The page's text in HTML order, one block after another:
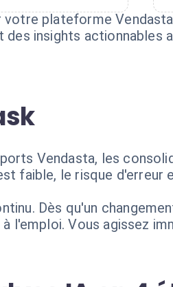
plateforme
insights actionnables
Vendasta, les
faible, le risque
Dès qu'un
l'emploi. Vous agissez